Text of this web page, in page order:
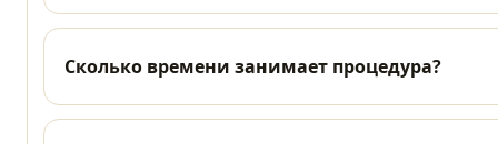
Сколько времени занимает процедура?